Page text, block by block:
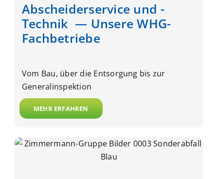
Abscheiderservice und -
Technik — Unsere WHG-
Fachbetriebe
Vom Bau, über die Entsorgung bis zur
Generalinspektion
MEHR ERFAHREN